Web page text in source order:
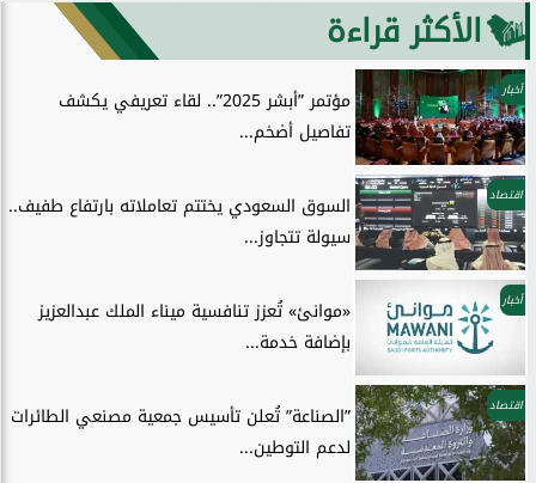
الأكثر قراءة
أخبار
مؤتمر ”أبشر 2025”.. لقاء تعريفي يكشف
تفاصيل أضخم...
اقتصاد
السوق السعودي يختتم تعاملاته بارتفاع طفيف..
سيولة تتجاوز...
أخبار
«موانئ» تُعزز تنافسية ميناء الملك عبدالعزيز
بإضافة خدمة...
اقتصاد
”الصناعة” تُعلن تأسيس جمعية مصنعي الطائرات
لدعم التوطين...